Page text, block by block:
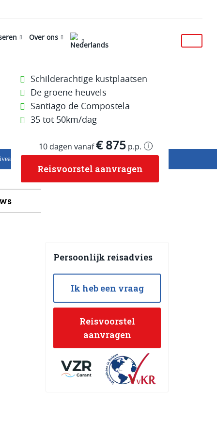
Over ons
Schilderachtige kustplaatsen
De groene heuvels
Santiago de Compostela
35 tot 50km/dag
10 dagen vanaf€ 875p.p. i
Reisvoorstel aanvragen
3/5
Persoonlijk reisadvies
Ik heb een vraag
Reisvoorstel
aanvragen